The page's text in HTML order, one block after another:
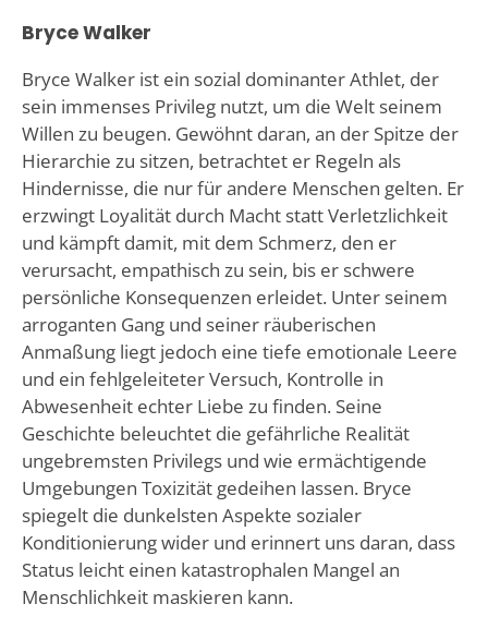
Bryce Walker
Bryce Walker ist ein sozial dominanter Athlet, der
sein immenses Privileg nutzt, um die Welt seinem
Willen zu beugen. Gewöhnt daran, an der Spitze der
Hierarchie zu sitzen, betrachtet er Regeln als
Hindernisse, die nur für andere Menschen gelten. Er
erzwingt Loyalität durch Macht statt Verletzlichkeit
und kämpft damit, mit dem Schmerz, den er
verursacht, empathisch zu sein, bis er schwere
persönliche Konsequenzen erleidet. Unter seinem
arroganten Gang und seiner räuberischen
Anmaßung liegt jedoch eine tiefe emotionale Leere
und ein fehlgeleiteter Versuch, Kontrolle in
Abwesenheit echter Liebe zu finden. Seine
Geschichte beleuchtet die gefährliche Realität
ungebremsten Privilegs und wie ermächtigende
Umgebungen Toxizität gedeihen lassen. Bryce
spiegelt die dunkelsten Aspekte sozialer
Konditionierung wider und erinnert uns daran, dass
Status leicht einen katastrophalen Mangel an
Menschlichkeit maskieren kann.